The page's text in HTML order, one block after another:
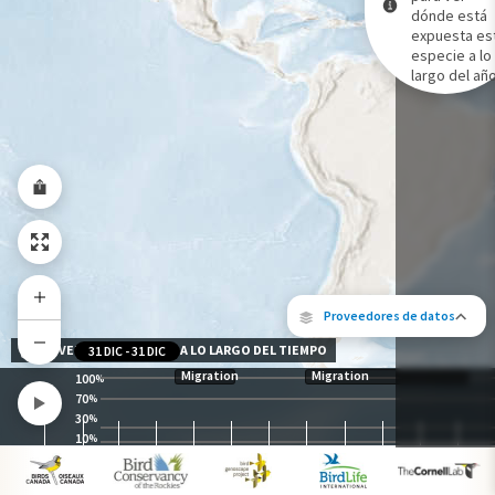
Proveedores de datos
Los siguientes socios contribuyeron
Gama de especies por estación
Gama de verano
Rango de invierno
Rango a lo largo del año
dónde está
expuesta
especie a lo
largo del
100%
70%
30%
10%
Migration Migration
31 DIC -31 DIC
NIVEL DE EXPOSICIÓN A LO LARGO DEL TIEMPO